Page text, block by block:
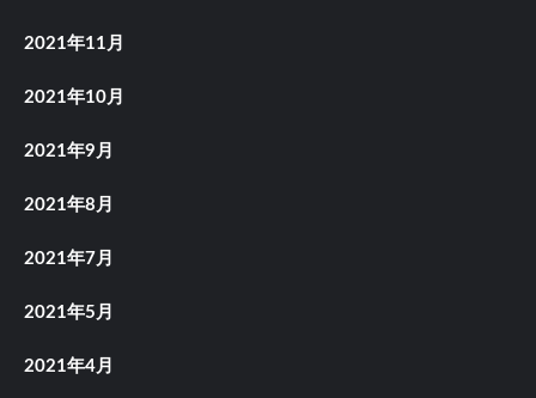
2021年11月
2021年10月
2021年9月
2021年8月
2021年7月
2021年5月
2021年4月